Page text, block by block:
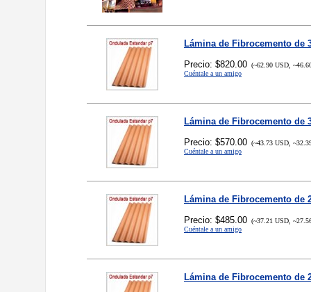
Lámina de Fibrocemento de
Precio: $820.00 (~62.90 USD,
Cuéntale a un amigo
Lámina de Fibrocemento de
Precio: $570.00 (~43.73 USD,
Cuéntale a un amigo
Lámina de Fibrocemento de
Precio: $485.00 (~37.21 USD,
Cuéntale a un amigo
Lámina de Fibrocemento de